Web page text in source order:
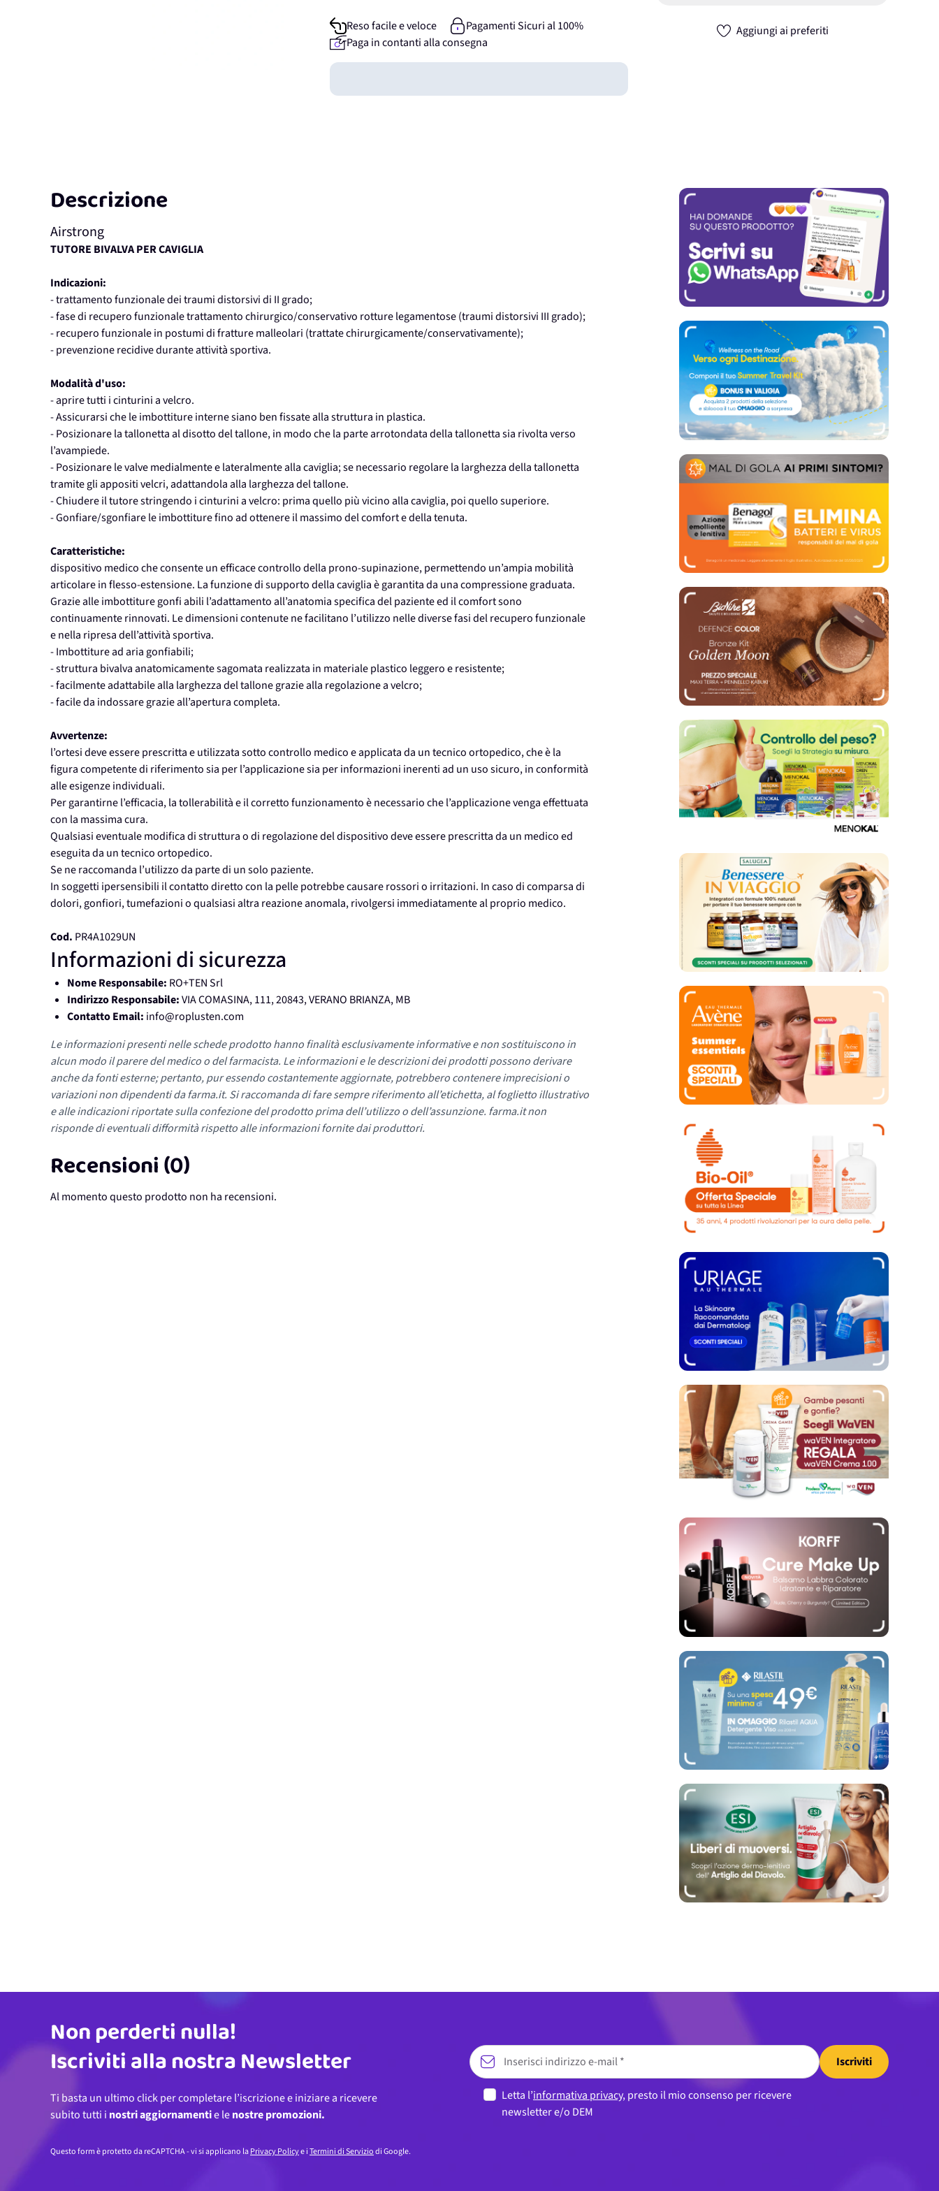
Aggiungi ai preferiti
Reso facile e veloce
Pagamenti Sicuri al 100%
Paga in contanti alla consegna
Guadagna
Descrizione
Airstrong
TUTORE BIVALVA PER CAVIGLIA
Indicazioni:
- trattamento funzionale dei traumi distorsivi di II grado;
- fase di recupero funzionale trattamento chirurgico/conservativo rotture legamentose (traumi distorsivi III grado);
- recupero funzionale in postumi di fratture malleolari (trattate chirurgicamente/conservativamente);
- prevenzione recidive durante attività sportiva.
Modalità d'uso:
- aprire tutti i cinturini a velcro.
- Assicurarsi che le imbottiture interne siano ben fissate alla struttura in plastica.
- Posizionare la tallonetta al disotto del tallone, in modo che la parte arrotondata della tallonetta sia rivolta verso
l’avampiede.
- Posizionare le valve medialmente e lateralmente alla caviglia; se necessario regolare la larghezza della tallonetta
tramite gli appositi velcri, adattandola alla larghezza del tallone.
- Chiudere il tutore stringendo i cinturini a velcro: prima quello più vicino alla caviglia, poi quello superiore.
- Gonfiare/sgonfiare le imbottiture fino ad ottenere il massimo del comfort e della tenuta.
Caratteristiche:
dispositivo medico che consente un efficace controllo della prono-supinazione, permettendo un’ampia mobilità
articolare in flesso-estensione. La funzione di supporto della caviglia è garantita da una compressione graduata.
Grazie alle imbottiture gonfi abili l’adattamento all’anatomia specifica del paziente ed il comfort sono
continuamente rinnovati. Le dimensioni contenute ne facilitano l’utilizzo nelle diverse fasi del recupero funzionale
e nella ripresa dell’attività sportiva.
- Imbottiture ad aria gonfiabili;
- struttura bivalva anatomicamente sagomata realizzata in materiale plastico leggero e resistente;
- facilmente adattabile alla larghezza del tallone grazie alla regolazione a velcro;
- facile da indossare grazie all’apertura completa.
Avvertenze:
l’ortesi deve essere prescritta e utilizzata sotto controllo medico e applicata da un tecnico ortopedico, che è la
figura competente di riferimento sia per l’applicazione sia per informazioni inerenti ad un uso sicuro, in conformità
alle esigenze individuali.
Per garantirne l’efficacia, la tollerabilità e il corretto funzionamento è necessario che l’applicazione venga effettuata
con la massima cura.
Qualsiasi eventuale modifica di struttura o di regolazione del dispositivo deve essere prescritta da un medico ed
eseguita da un tecnico ortopedico.
Se ne raccomanda l’utilizzo da parte di un solo paziente.
In soggetti ipersensibili il contatto diretto con la pelle potrebbe causare rossori o irritazioni. In caso di comparsa di
dolori, gonfiori, tumefazioni o qualsiasi altra reazione anomala, rivolgersi immediatamente al proprio medico.
Cod. PR4A1029UN
Informazioni di sicurezza
Nome Responsabile: RO+TEN Srl
Indirizzo Responsabile:VIA COMASINA, 111, 20843, VERANO BRIANZA, MB
Contatto Email: info@roplusten.com
Le informazioni presenti nelle schede prodotto hanno finalità esclusivamente informative e non sostituiscono in
alcun modo il parere del medico o del farmacista. Le informazioni e le descrizioni dei prodotti possono derivare
anche da fonti esterne; pertanto, pur essendo costantemente aggiornate, potrebbero contenere imprecisioni o
variazioni non dipendenti da farma.it. Si raccomanda di fare sempre riferimento all’etichetta, al foglietto illustrativo
e alle indicazioni riportate sulla confezione del prodotto prima dell’utilizzo o dell’assunzione. farma.it non
risponde di eventuali difformità rispetto alle informazioni fornite dai produttori.
Recensioni (0)
Al momento questo prodotto non ha recensioni.
Indirizzo email
Non perderti nulla!
Iscriviti alla nostra Newsletter
Ti basta un ultimo click per completare l’iscrizione e iniziare a ricevere
subito tutti i nostri aggiornamentie lenostre promozioni.
Iscriviti
Letta l’informativa privacy, presto il mio consenso per ricevere
newsletter e/o DEM
Questo form è protetto da reCAPTCHA - vi si applicano laPrivacy Policye iTermini di Serviziodi Google.